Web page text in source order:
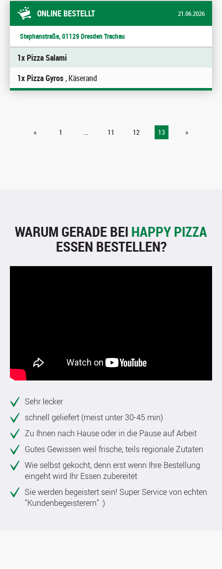
ONLINE BESTELLT 21.06.2026
Stephanstraße, 01129 Dresden Trachau
1x Pizza Salami
1x Pizza Gyros, Käserand
« 1 ... 11 12 13 »
WARUM GERADE BEI HAPPY PIZZA
ESSEN BESTELLEN?
Sehr lecker
schnell geliefert (meist unter 30-45 min)
Zu Ihnen nach Hause oder in die Pause auf Arbeit
Gutes Gewissen weil frische, teils regionale Zutaten
Wie selbst gekocht, denn erst wenn Ihre Bestellung
eingeht wird Ihr Essen zubereitet
Sie werden begeistert sein! Super Service von echten
"Kundenbegeisterern" :)